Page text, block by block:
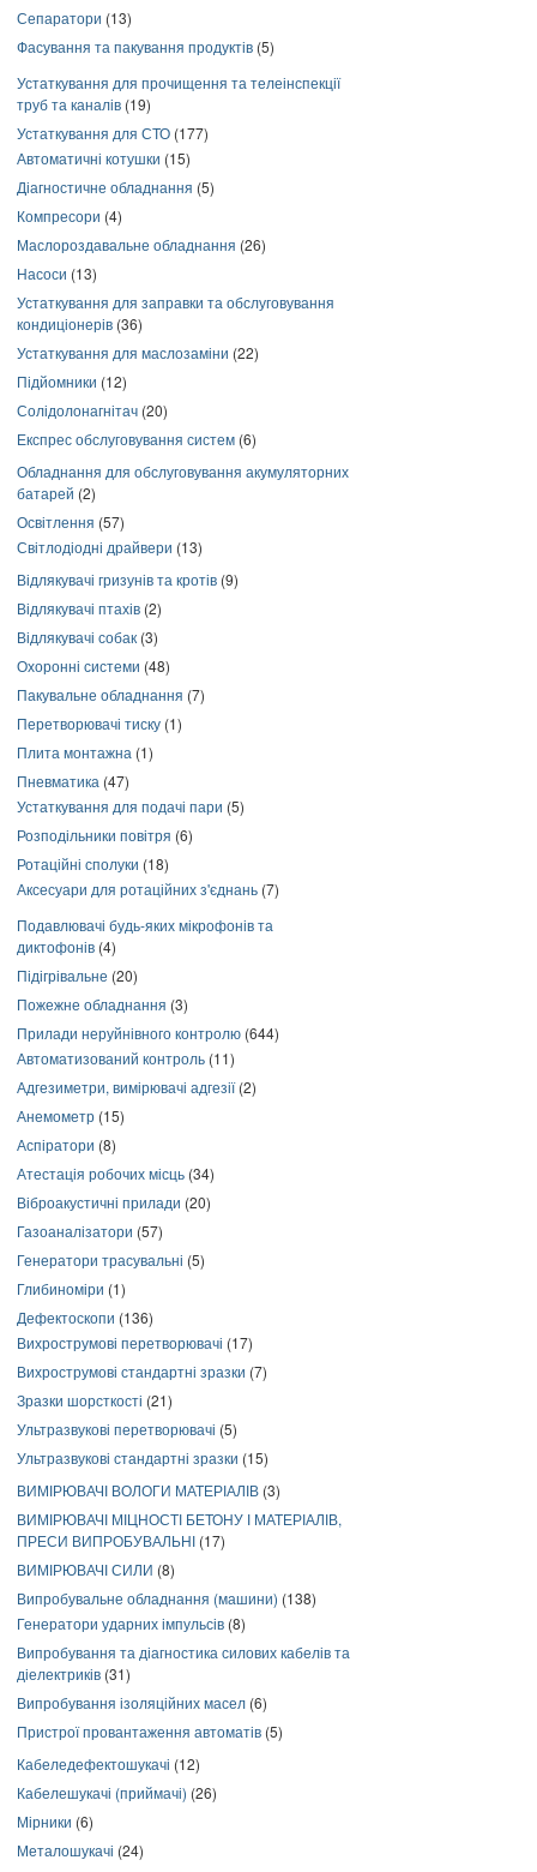
Сепаратори (13)
Фасування та пакування продуктів (5)
Устаткування для прочищення та телеінспекції
труб та каналів (19)
Устаткування для СТО (177)
Автоматичні котушки (15)
Діагностичне обладнання (5)
Компресори (4)
Маслороздавальне обладнання (26)
Насоси (13)
Устаткування для заправки та обслуговування
кондиціонерів (36)
Устаткування для маслозаміни (22)
Підйомники (12)
Солідолонагнітач (20)
Експрес обслуговування систем (6)
Обладнання для обслуговування акумуляторних
батарей (2)
Освітлення (57)
Світлодіодні драйвери (13)
Відлякувачі гризунів та кротів (9)
Відлякувачі птахів (2)
Відлякувачі собак (3)
Охоронні системи (48)
Пакувальне обладнання (7)
Перетворювачі тиску (1)
Плита монтажна (1)
Пневматика (47)
Устаткування для подачі пари (5)
Розподільники повітря (6)
Ротаційні сполуки (18)
Аксесуари для ротаційних з'єднань (7)
Подавлювачі будь-яких мікрофонів та
диктофонів (4)
Підігрівальне (20)
Пожежне обладнання (3)
Прилади неруйнівного контролю (644)
Автоматизований контроль (11)
Адгезиметри, вимірювачі адгезії(2)
Анемометр (15)
Аспіратори (8)
Атестація робочих місць (34)
Віброакустичні прилади (20)
Газоаналізатори (57)
Генератори трасувальні (5)
Глибиноміри (1)
Дефектоскопи (136)
Вихрострумові перетворювачі (17)
Вихрострумові стандартні зразки (7)
Зразки шорсткості (21)
Ультразвукові перетворювачі (5)
Ультразвукові стандартні зразки (15)
ВИМІРЮВАЧІ ВОЛОГИ МАТЕРІАЛІВ (3)
ВИМІРЮВАЧІ МІЦНОСТІ БЕТОНУ І МАТЕРІАЛІВ,
ПРЕСИ ВИПРОБУВАЛЬНІ (17)
ВИМІРЮВАЧІ СИЛИ (8)
Випробувальне обладнання (машини) (138)
Генератори ударних імпульсів (8)
Випробування та діагностика силових кабелів та
діелектриків (31)
Випробування ізоляційних масел (6)
Пристрої провантаження автоматів (5)
Кабеледефектошукачі (12)
Кабелешукачі (приймачі) (26)
Мірники (6)
Металошукачі (24)